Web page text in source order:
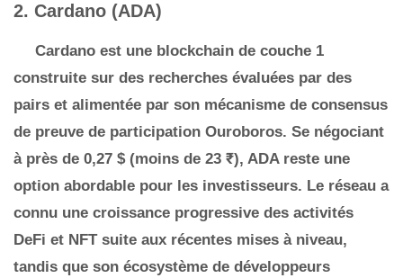
2. Cardano (ADA)
Cardano est une blockchain de couche 1
construite sur des recherches évaluées par des
pairs et alimentée par son mécanisme de consensus
de preuve de participation Ouroboros. Se négociant
à près de 0,27 $ (moins de 23 ₹), ADA reste une
option abordable pour les investisseurs. Le réseau a
connu une croissance progressive des activités
DeFi et NFT suite aux récentes mises à niveau,
tandis que son écosystème de développeurs